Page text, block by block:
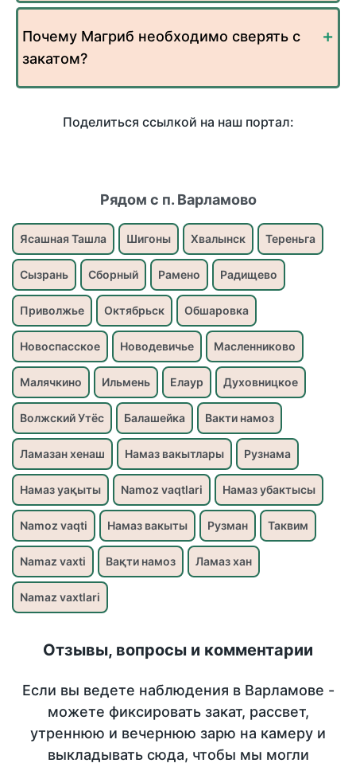
Почему Магриб необходимо сверять с
закатом?
Поделиться ссылкой на наш портал:
Рядом с п. Варламово
Ясашная Ташла Шигоны Хвалынск Тереньга
Сызрань Сборный Рамено Радищево
Приволжье Октябрьск Обшаровка
Новоспасское Новодевичье Масленниково
Малячкино Ильмень Елаур Духовницкое
Волжский Утёс Балашейка Вакти намоз
Ламазан хенаш Намаз вакытлары Рузнама
Намаз уақыты Namoz vaqtlari Намаз убактысы
Namoz vaqti Намаз вакыты Рузман Таквим
Namaz vaxti Вақти намоз Ламаз хан
Namaz vaxtlari
Отзывы, вопросы и комментарии
Если вы ведете наблюдения в Варламове -
можете фиксировать закат, рассвет,
утреннюю и вечернюю зарю на камеру и
выкладывать сюда, чтобы мы могли